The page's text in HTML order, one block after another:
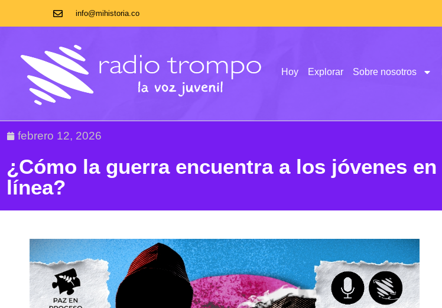
info@mihistoria.co
Hoy Explorar Sobre nosotros
febrero 12, 2026
¿Cómo la guerra encuentra a los jóvenes en
línea?